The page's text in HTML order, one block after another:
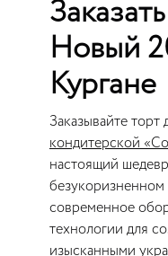
Новый
Кургане
Заказывайте торт
кондитерской
настоящий
современное
технологии для
изысканными